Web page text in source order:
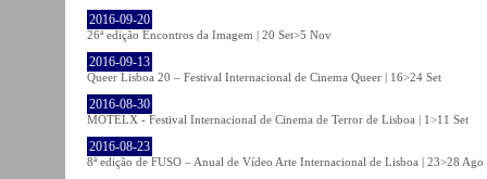
2016-09-20
26ª edição Encontros da Imagem | 20 Set>5 Nov
2016-09-13
Queer Lisboa 20 – Festival Internacional de Cinema Queer | 16>24 Set
2016-08-30
MOTELX - Festival Internacional de Cinema de Terror de Lisboa | 1>11 Set
2016-08-23
8ª edição de FUSO – Anual de Vídeo Arte Internacional de Lisboa | 23>28 Ago